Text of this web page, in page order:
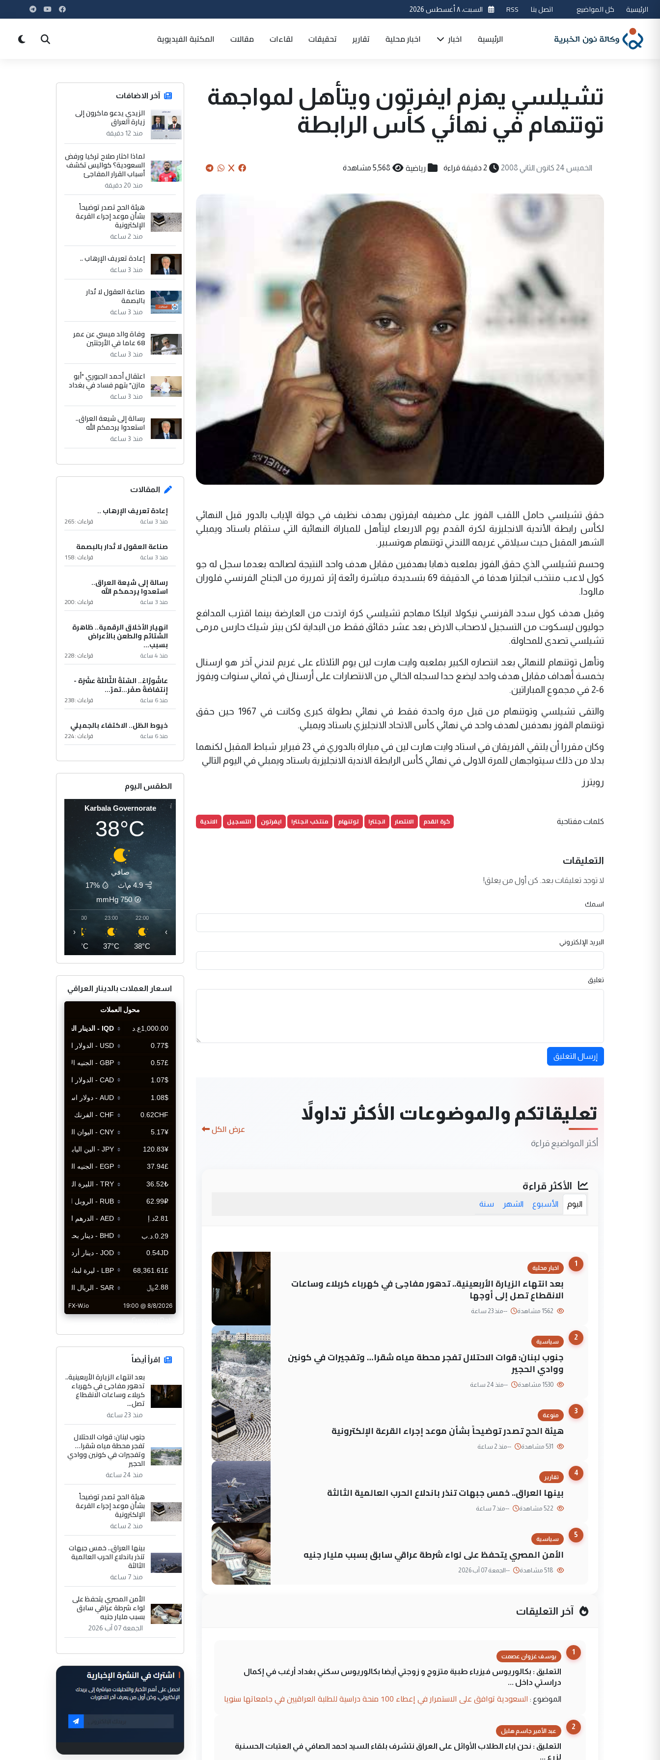
الرئيسية كل المواضيع اتصل بنا RSS السبت، ٨ أغسطس 2026
الرئيسية اخبار اخبار محلية تقارير تحقيقات لقاءات مقالات المكتبة الفيديوية
تشيلسي يهزم ايفرتون ويتأهل لمواجهة
توتنهام في نهائي كأس الرابطة
الخميس 24 كانون الثاني 2008 2 دقيقة قراءة رياضية 5,568 مشاهدة
حقق تشيلسي حامل اللقب الفوز على مضيفه ايفرتون بهدف نظيف في جولة الإياب بالدور قبل النهائي
لكأس رابطة الأندية الانجليزية لكرة القدم يوم الاربعاء ليتأهل للمباراة النهائية التي ستقام باستاد ويمبلي
الشهر المقبل حيث سيلاقي غريمه اللندني توتنهام هوتسبير.
وحسم تشيلسي الذي حقق الفوز بملعبه ذهابا بهدفين مقابل هدف واحد النتيجة لصالحه بعدما سجل له جو
كول لاعب منتخب انجلترا هدفا في الدقيقة 69 بتسديدة مباشرة رائعة إثر تمريرة من الجناح الفرنسي فلوران
مالودا.
وقبل هدف كول سدد الفرنسي نيكولا انيلكا مهاجم تشيلسي كرة ارتدت من العارضة بينما اقترب المدافع
جوليون ليسكوت من التسجيل لاصحاب الارض بعد عشر دقائق فقط من البداية لكن بيتر شيك حارس مرمى
تشيلسي تصدى للمحاولة.
وتأهل توتنهام للنهائي بعد انتصاره الكبير بملعبه وايت هارت لين يوم الثلاثاء على غريم لندني آخر هو ارسنال
بخمسة أهداف مقابل هدف واحد ليضع حدا لسجله الخالي من الانتصارات على أرسنال في ثماني سنوات ويفوز
6-2 في مجموع المباراتين.
والتقى تشيلسي وتوتنهام من قبل مرة واحدة فقط في نهائي بطولة كبرى وكانت في 1967 حين حقق
توتنهام الفوز بهدفين لهدف واحد في نهائي كأس الاتحاد الانجليزي باستاد ويمبلي.
وكان مقررا أن يلتقي الفريقان في استاد وايت هارت لين في مباراة بالدوري في 23 فبراير شباط المقبل لكنهما
بدلا من ذلك سيتواجهان للمرة الاولى في نهائي كأس الرابطة الاندية الانجليزية باستاد ويمبلي في اليوم التالي
رويترز
كلمات مفتاحية كرة القدم الانتصار انجلترا توتنهام منتخب انجلترا ايفرتون التسجيل الاندية
التعليقات
لا توجد تعليقات بعد. كن أول من يعلق!
اسمك
البريد الإلكتروني
تعليق
إرسال التعليق
تعليقاتكم والموضوعات الأكثر تداولاً
أكثر المواضيع قراءة
عرض الكل
الأكثر قراءة
اليوم الأسبوع الشهر سنة
1
اخبار محلية
بعد انتهاء الزيارة الأربعينية.. تدهور مفاجئ في كهرباء كربلاء وساعات
الانقطاع تصل إلى أوجها
--منذ 23 ساعة
2
سياسية
جنوب لبنان: قوات الاحتلال تفجر محطة مياه شقرا… وتفجيرات في كونين
ووادي الحجير
--منذ 24 ساعة
3
منوعة
هيئة الحج تصدر توضيحاً بشأن موعد إجراء القرعة الإلكترونية
--منذ 2 ساعة
4
تقارير
بينها العراق.. خمس جبهات تنذر باندلاع الحرب العالمية الثالثة
--منذ 7 ساعة
5
سياسية
الأمن المصري يتحفظ على لواء شرطة عراقي سابق بسبب مليار جنيه
--الجمعة 07 آب 2026
آخر التعليقات
1
يوسف غزوان عصمت
التعليق : بكالوريوس فيزياء طبية متزوج و زوجتي أيضا بكالوريوس سكني بغداد أرغب في إكمال
دراستي داخل ...
الموضوع : السعودية توافق على الاستمرار في إعطاء 100 منحة دراسية للطلبة العراقيين في جامعاتها سنويا
2
عبد الأمير جاسم هليل
التعليق : نحن اباء الطلاب الأوائل على العراق نتشرف بلقاء السيد احمد الصافي في العتبات الحسنية
لزرع ...
آخر الاضافات
الزيدي يدعو ماكرون إلى
زيارة العراق
منذ 12 دقيقة
لماذا اختار صلاح تركيا ورفض
السعودية؟ كواليس تكشف
أسباب القرار المفاجئ
منذ 20 دقيقة
هيئة الحج تصدر توضيحاً
بشأن موعد إجراء القرعة
الإلكترونية
منذ 2 ساعة
إعادة تعريف الإرهاب ..
منذ 3 ساعة
صناعة العقول لا تُدار
بالبصمة
منذ 3 ساعة
وفاة والد ميسي عن عمر
68 عاما في الأرجنتين
منذ 3 ساعة
اعتقال أحمد الجبوري "أبو
مازن" بتهم فساد في بغداد
منذ 3 ساعة
رسالة إلى شيعة العراق..
استعدوا يرحمكم الله
منذ 3 ساعة
المقالات
إعادة تعريف الإرهاب ..
منذ 3 ساعة قراءات :265
صناعة العقول لا تُدار بالبصمة
منذ 3 ساعة قراءات :158
رسالة إلى شيعة العراق..
استعدوا يرحمكم الله
منذ 3 ساعة قراءات :200
انهيار الأخلاق الرقمية.. ظاهرة
الشتائم والطعن بالأعراض
بسبب...
منذ 4 ساعة قراءات :228
عاشُورْاءُ.. السّنَةُ الثّالثةَ عشَرَة -
إِنتفاضةُ صفَر…تمرّ...
منذ 6 ساعة قراءات :238
خيوط الظل.. الاكتفاء بالجميلي
منذ 6 ساعة قراءات :224
الطقس اليوم
Karbala Governorate
38°C
صافي
4.9 م\ث
17%
750
mmHg
22:00
38°C
23:00
37°C
00:00
36°C
‹ ›
اسعار العملات بالدينار العراقي
CurrencyRate
اقرأ أيضاً
بعد انتهاء الزيارة الأربعينية..
تدهور مفاجئ في كهرباء
كربلاء وساعات الانقطاع
تصل...
منذ 23 ساعة
جنوب لبنان: قوات الاحتلال
تفجر محطة مياه شقرا…
وتفجيرات في كونين ووادي
الحجير
منذ 24 ساعة
هيئة الحج تصدر توضيحاً
بشأن موعد إجراء القرعة
الإلكترونية
منذ 2 ساعة
بينها العراق.. خمس جبهات
تنذر باندلاع الحرب العالمية
الثالثة
منذ 7 ساعة
الأمن المصري يتحفظ على
لواء شرطة عراقي سابق
بسبب مليار جنيه
الجمعة 07 آب 2026